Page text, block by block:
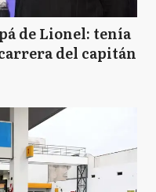
de Lionel: tenía
del capitán